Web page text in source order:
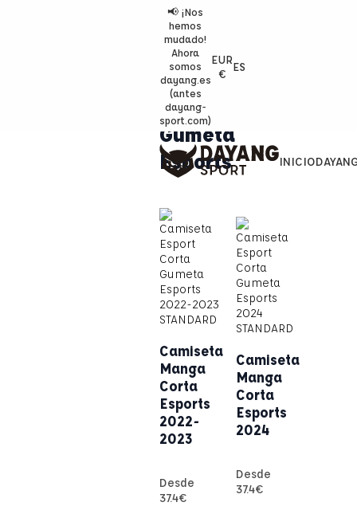
📢 ¡Nos
hemos
mudado!
Ahora
somos
dayang.es
(antes
dayang-
sport.com)
EUR
€ ES
INICIO
Gumeta
Esports
Camiseta
Manga
Corta
Esports
2022-
2023
Desde
37.4€
Camiseta
Manga
Corta
Esports
2024
Desde
37.4€